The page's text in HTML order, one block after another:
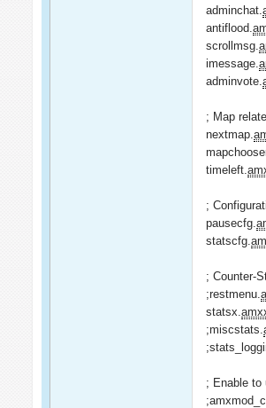
adminchat.
antiflood.
scrollmsg.
imessage.
adminvote.
; Map
nextmap.
timeleft.
;
pausecfg.
statscfg.
; Counter-
;restmenu.
statsx.
;miscstats.
; Enable